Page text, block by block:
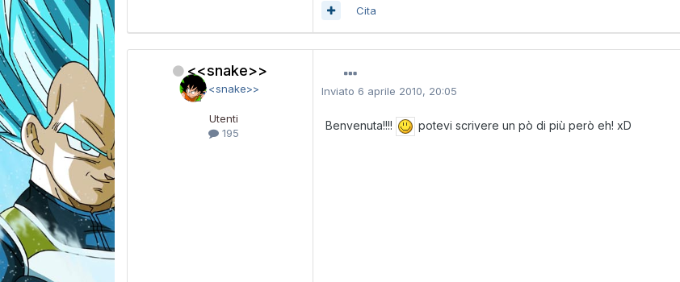
Cita
<<snake>>
Utenti
195
Inviato 6 aprile 2010, 20:05
Benvenuta!!!! potevi scrivere un pò di più però eh! xD